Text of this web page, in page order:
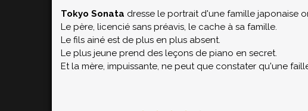
Tokyo Sonata dresse le portrait d'une famille japonaise
Le père, licencié sans préavis, le cache à sa famille.
Le fils ainé est de plus en plus absent.
Le plus jeune prend des leçons de piano en secret.
Et la mère, impuissante, ne peut que constater qu'une